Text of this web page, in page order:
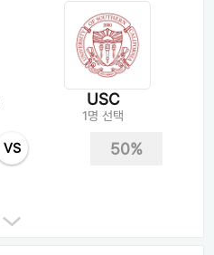
USC
1명 선택
VS 50%